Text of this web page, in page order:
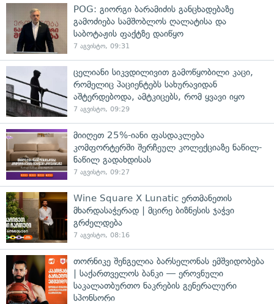
POG: გიორგი ბარამიძის განცხადებაზე
გამოძიება სამშობლოს ღალატისა და
საბოტაჟის ფაქტზე დაიწყო
7 აგვისტო, 09:31
ცელიანი სიკვდილივით გამოწყობილი კაცი,
რომელიც პაციენტებს სახურავიდან
აშტერდებოდა, ამტკიცებს, რომ ყვავი იყო
7 აგვისტო, 09:29
მიიღეთ 25%-იანი ფასდაკლება
კომფორტერში შერჩეულ კოლექციაზე ნაწილ-
ნაწილ გადახდისას
7 აგვისტო, 09:27
Wine Square X Lunatic ერთმანეთის
მხარდასაჭერად | მცირე ბიზნესის ჯაჭვი
გრძელდება
7 აგვისტო, 08:16
თორნიკე შენგელია ბარსელონას ემშვიდობება
| საქართველოს ბანკი — ეროვნული
საკალათბურთო ნაკრების გენერალური
სპონსორი